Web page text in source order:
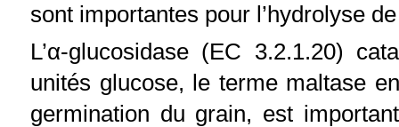
sont importantes pour l’hydrolyse
L’α-glucosidase (EC 3.2.1.20)
unités glucose, le terme maltase
germination du grain, est